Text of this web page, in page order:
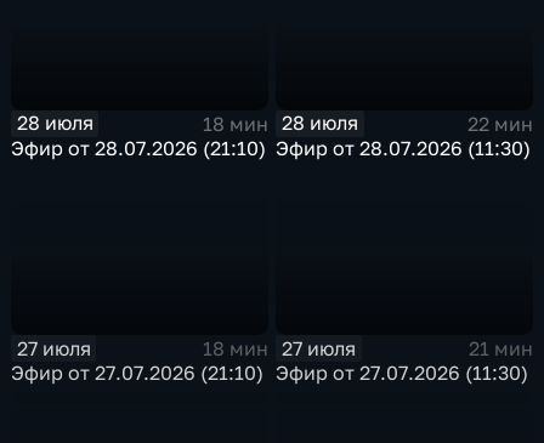
28 июля
18 мин
Эфир от 28.07.2026 (21:10)
28 июля
22 мин
Эфир от 28.07.2026 (11:30)
27 июля
18 мин
Эфир от 27.07.2026 (21:10)
27 июля
21 мин
Эфир от 27.07.2026 (11:30)